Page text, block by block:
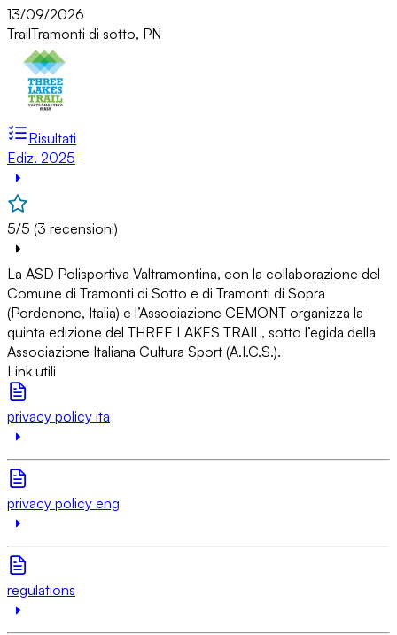
13/09/2026
TrailTramonti di sotto, PN
Risultati
Ediz. 2025
5/5 (3 recensioni)
La ASD Polisportiva Valtramontina, con la collaborazione del
Comune di Tramonti di Sotto e di Tramonti di Sopra
(Pordenone, Italia) e l’Associazione CEMONT organizza la
quinta edizione del THREE LAKES TRAIL, sotto l’egida della
Associazione Italiana Cultura Sport (A.I.C.S.).
Link utili
privacy policy ita
privacy policy eng
regulations